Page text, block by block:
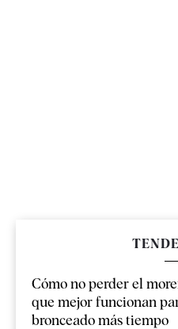
Cómo no perder el
que mejor funcionan
bronceado más tiempo